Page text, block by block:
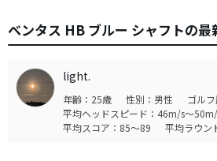
ベンタス HB ブルー シャフトの最
light.
年齢：25歳 性別：男性
ゴル
平均ヘッドスピード：46m/s～
平均スコア：85～89
平均ラウン